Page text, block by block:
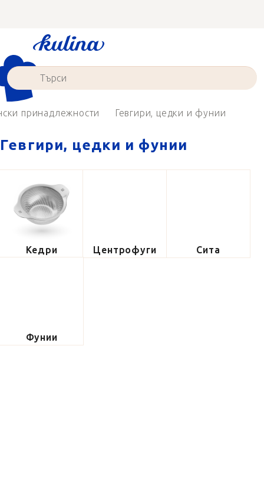
съдържанието
принадлежности Гевгири, цедки и фунии
Гевгири, цедки и фунии
Кедри Центрофуги Сита
Фунии